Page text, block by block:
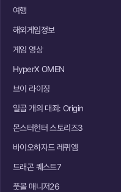
여행
해외게임정보
게임 영상
HyperX OMEN
브이 라이징
일곱 개의 대죄: Origin
몬스터헌터 스토리즈3
바이오하자드 레퀴엠
드래곤 퀘스트7
풋볼 매니저26